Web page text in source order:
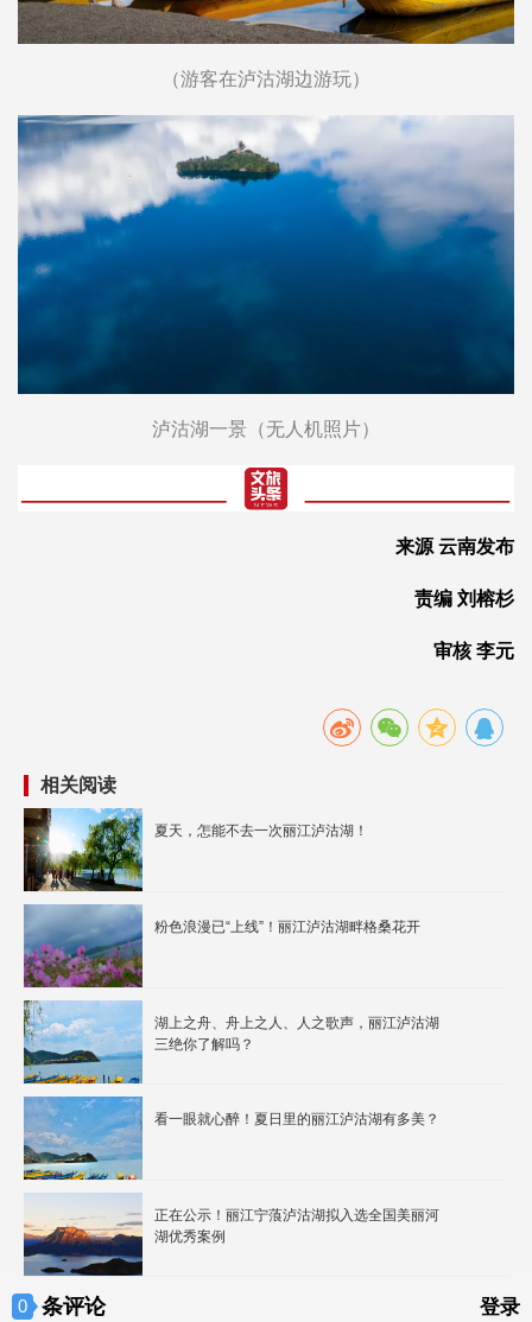
（游客在泸沽湖边游玩）
泸沽湖一景（无人机照片）
来源 云南发布
责编 刘榕杉
审核 李元
相关阅读
夏天，怎能不去一次丽江泸沽湖！
粉色浪漫已“上线”！丽江泸沽湖畔格桑花开
湖上之舟、舟上之人、人之歌声，丽江泸沽湖
三绝你了解吗？
看一眼就心醉！夏日里的丽江泸沽湖有多美？
正在公示！丽江宁蒗泸沽湖拟入选全国美丽河
湖优秀案例
0 条评论 登录